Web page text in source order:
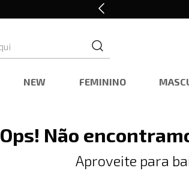
NEW FEMININO
Ops! Não
Aproveite para